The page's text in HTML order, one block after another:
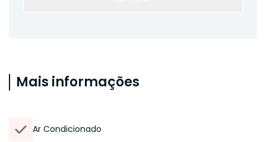
Mais informações
Ar Condicionado